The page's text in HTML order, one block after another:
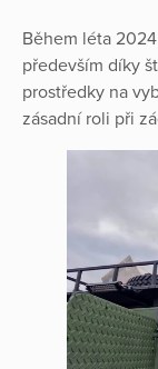
Během léta
především díky
prostředky na
zásadní roli při